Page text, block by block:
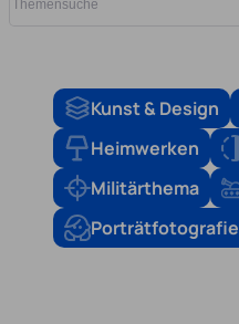
Kunst & Design
Heimwerken
Militärthema
Porträtfotografie